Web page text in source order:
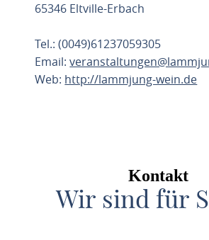
65346 Eltville-Erbach
Tel.: (0049)61237059305
Email:
Web: http://lammjung-wein.de
Kontakt
Wir sind für